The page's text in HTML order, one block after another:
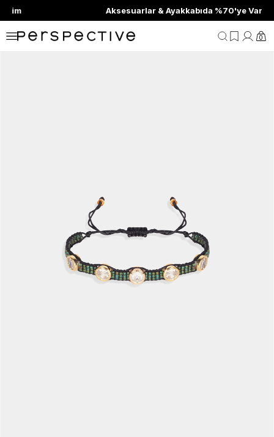
Aksesuarlar & Ayakkabıda %70'ye Varan İndirim
0